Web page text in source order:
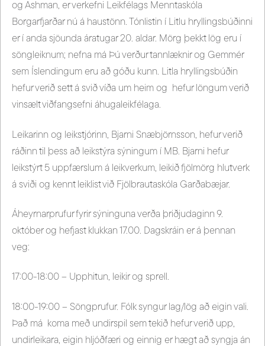
og Ashman, er verkefni Leikfélags Menntaskóla
Borgarfjarðar nú á haustönn. Tónlistin í Litlu hryllingsbúðinni
er í anda sjöunda áratugar 20. aldar. Mörg þekkt lög eru í
söngleiknum; nefna má Þú verður tannlæknir og Gemmér
sem Íslendingum eru að góðu kunn. Litla hryllingsbúðin
hefur verið sett á svið víða um heim og hefur löngum verið
vinsælt viðfangsefni áhugaleikfélaga.
Leikarinn og leikstjórinn, Bjarni Snæbjörnsson, hefur verið
ráðinn til þess að leikstýra sýningum í MB. Bjarni hefur
leikstýrt 5 uppfærslum á leikverkum, leikið fjölmörg hlutverk
á sviði og kennt leiklist við Fjölbrautaskóla Garðabæjar.
Áheyrnarprufur fyrir sýninguna verða þriðjudaginn 9.
október og hefjast klukkan 17.00. Dagskráin er á þennan
veg:
17:00-18:00 – Upphitun, leikir og sprell.
18:00-19:00 – Söngprufur. Fólk syngur lag/lög að eigin vali.
Það má koma með undirspil sem tekið hefur verið upp,
undirleikara, eigin hljóðfæri og einnig er hægt að syngja án